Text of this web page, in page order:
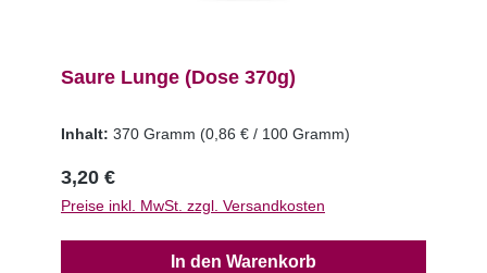
Saure Lunge (Dose 370g)
Inhalt: 370 Gramm (0,86 € / 100 Gramm)
3,20 €
Preise inkl. MwSt. zzgl. Versandkosten
In den Warenkorb